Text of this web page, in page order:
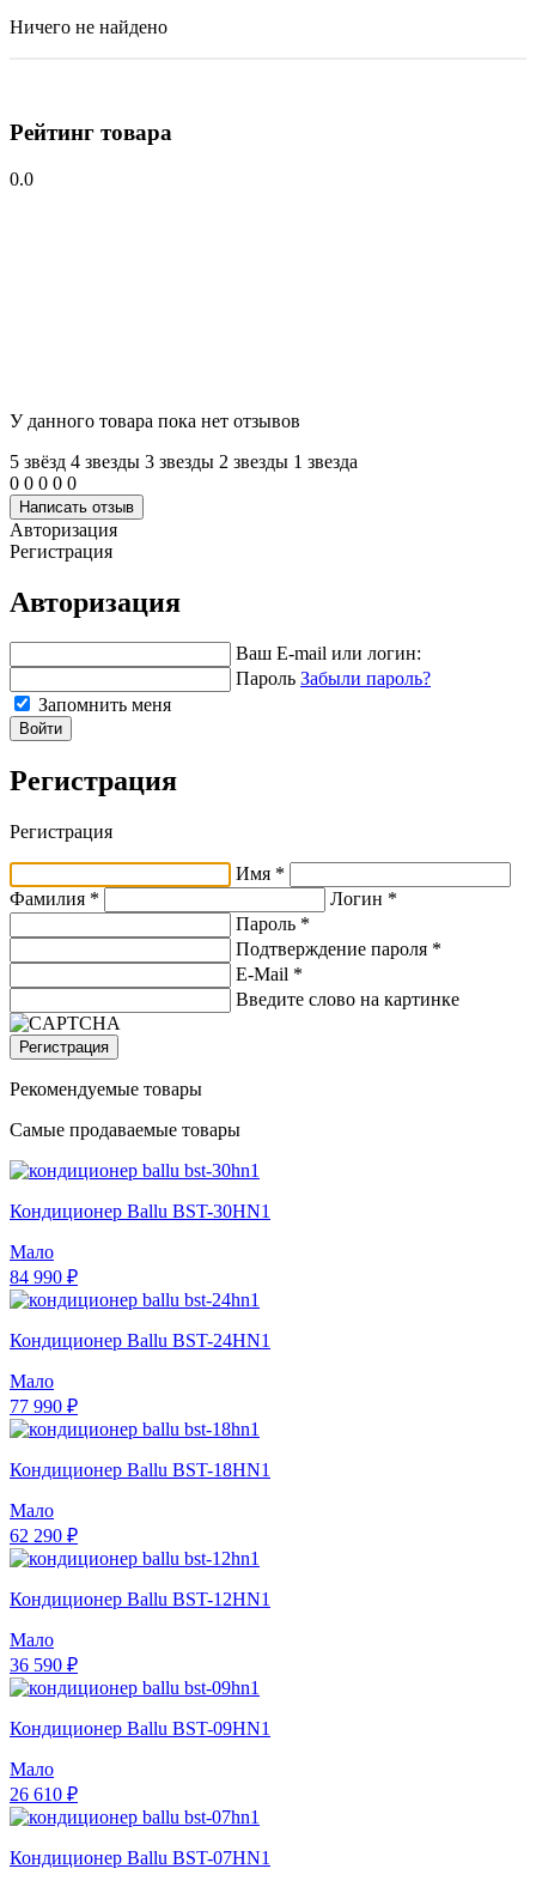
Ничего не найдено
Рейтинг товара
0.0
У данного товара пока нет отзывов
5 звёзд 4 звeзды 3 звeзды 2 звeзды 1 звeзда
0 0 0 0 0
Написать отзыв
Авторизация
Регистрация
Авторизация
Ваш E-mail или логин:
Пароль Забыли пароль?
Запомнить меня
Войти
Регистрация
Регистрация
Имя *
Фамилия *
Логин *
Пароль *
Подтверждение пароля *
E-Mail *
Введите слово на картинке
Регистрация
Рекомендуемые товары
Самые продаваемые товары
Кондиционер Ballu BST-30HN1
Мало
84 990 ₽
Кондиционер Ballu BST-24HN1
Мало
77 990 ₽
Кондиционер Ballu BST-18HN1
Мало
62 290 ₽
Кондиционер Ballu BST-12HN1
Мало
36 590 ₽
Кондиционер Ballu BST-09HN1
Мало
26 610 ₽
Кондиционер Ballu BST-07HN1